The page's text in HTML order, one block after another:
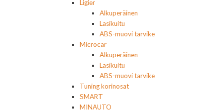
Ligier
Alkuperäinen
Lasikuitu
ABS-muovi tarvike
Microcar
Alkuperäinen
Lasikuitu
ABS-muovi tarvike
Tuning korinosat
SMART
MINAUTO